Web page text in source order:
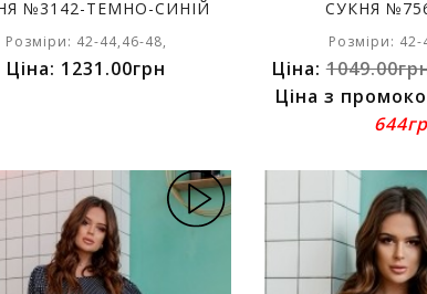
№3142-ТЕМНО-СИНІЙ
Розміри: 42-44,46-48,
Ціна: 1231.00грн
СУКНЯ
Розміри: 42-
Ціна:
Ціна з